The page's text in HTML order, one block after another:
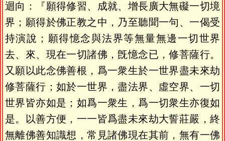
迴向：『願得修習、成就、增長廣大無礙一切境
界；願得於佛正教之中，乃至聽聞一句、一偈受
持演說；願得憶念與法界等無量無邊一切世界
去、來、現在一切諸佛，旣憶念已，修菩薩行。
又願以此念佛善根，爲一衆生於一世界盡未來劫
修菩薩行；如於一世界，盡法界、虛空界、一切
世界皆亦如是；如爲一衆生，爲一切衆生亦復如
是。以善方便，一一皆爲盡未來劫大誓莊嚴，終
無離佛善知識想，常見諸佛現在其前，無有一佛